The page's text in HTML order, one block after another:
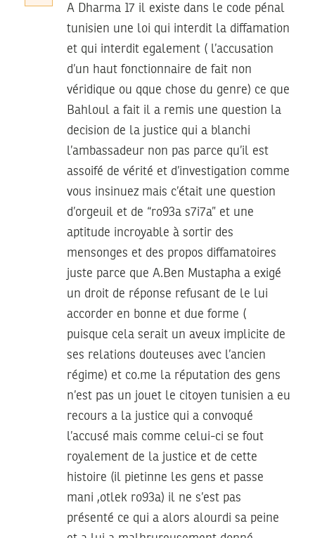
A Dharma 17 il existe dans le code pénal
tunisien une loi qui interdit la diffamation
et qui interdit egalement ( l’accusation
d’un haut fonctionnaire de fait non
véridique ou qque chose du genre) ce que
Bahloul a fait il a remis une question la
decision de la justice qui a blanchi
l’ambassadeur non pas parce qu’il est
assoifé de vérité et d’investigation comme
vous insinuez mais c’était une question
d’orgeuil et de “ro93a s7i7a” et une
aptitude incroyable à sortir des
mensonges et des propos diffamatoires
juste parce que A.Ben Mustapha a exigé
un droit de réponse refusant de le lui
accorder en bonne et due forme (
puisque cela serait un aveux implicite de
ses relations douteuses avec l’ancien
régime) et co.me la réputation des gens
n’est pas un jouet le citoyen tunisien a eu
recours a la justice qui a convoqué
l’accusé mais comme celui-ci se fout
royalement de la justice et de cette
histoire (il pietinne les gens et passe
mani ,otlek ro93a) il ne s’est pas
présenté ce qui a alors alourdi sa peine